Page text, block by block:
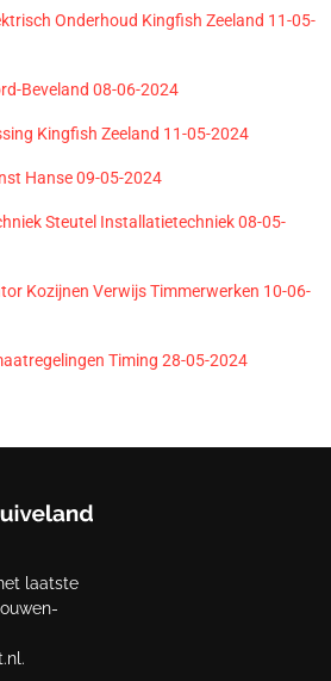
Onderhoud Kingfish Zeeland 11-05-
Beveland 08-06-2024
Kingfish Zeeland 11-05-2024
Hanse 09-05-2024
Steutel Installatietechniek 08-05-
Kozijnen Verwijs Timmerwerken 10-06-
Timing 28-05-2024
laatste